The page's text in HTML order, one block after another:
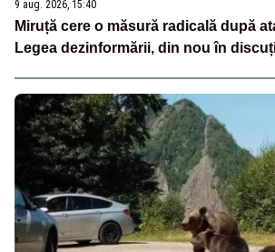
9 aug. 2026, 15:40
Miruță cere o măsură radicală după
Legea dezinformării, din nou în